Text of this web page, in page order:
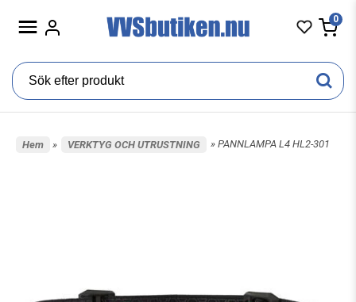
0
Hem » VERKTYG OCH UTRUSTNING » PANNLAMPA L4 HL2-301